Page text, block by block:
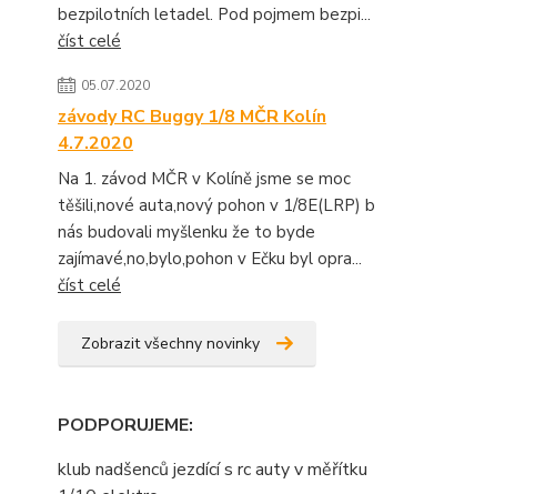
bezpilotních letadel. Pod pojmem bezpi...
číst celé
05.07.2020
závody RC Buggy 1/8 MČR Kolín
4.7.2020
Na 1. závod MČR v Kolíně jsme se moc
těšili,nové auta,nový pohon v 1/8E(LRP) b
nás budovali myšlenku že to byde
zajímavé,no,bylo,pohon v Ečku byl opra...
číst celé
Zobrazit všechny novinky
PODPORUJEME:
klub nadšenců jezdící s rc auty v měřítku